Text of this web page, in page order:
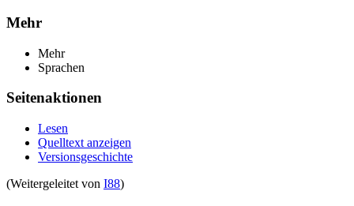
Mehr
Mehr
Sprachen
Seitenaktionen
Lesen
Quelltext anzeigen
Versionsgeschichte
(Weitergeleitet von I88)